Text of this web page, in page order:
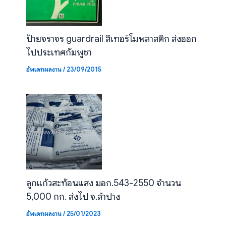
ป้ายจราจร guardrail สีเทอร์โมพลาสติก ส่งออก
ไปประเทศกัมพูชา
อัพเดทผลงาน/23/09/2015
ลูกแก้วสะท้อนแสง มอก.543-2550 จำนวน
5,000 กก. ส่งไป จ.ลำปาง
อัพเดทผลงาน/25/01/2023